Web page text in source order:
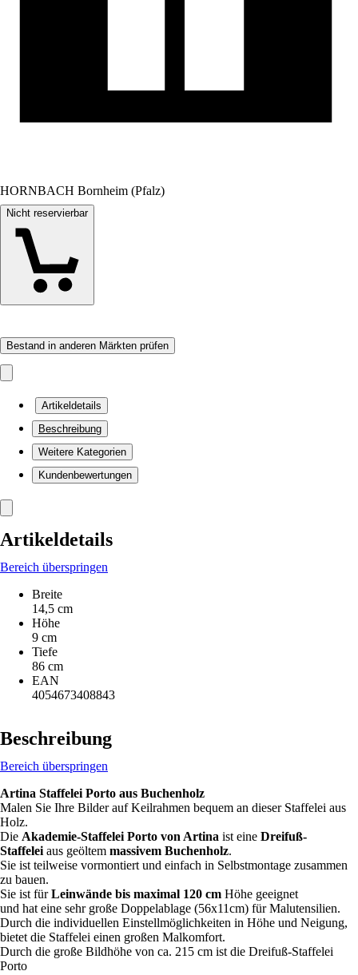
HORNBACH Bornheim (Pfalz)
Nicht reservierbar
Bestand in anderen Märkten prüfen
Artikeldetails
Beschreibung
Weitere Kategorien
Kundenbewertungen
Artikeldetails
Bereich überspringen
Breite
14,5 cm
Höhe
9 cm
Tiefe
86 cm
EAN
4054673408843
Beschreibung
Bereich überspringen
Artina Staffelei Porto aus Buchenholz
Malen Sie Ihre Bilder auf Keilrahmen bequem an dieser Staffelei aus
Holz.
Die Akademie-Staffelei Porto von Artina ist eine Dreifuß-
Staffelei aus geöltem massivem Buchenholz.
Sie ist teilweise vormontiert und einfach in Selbstmontage zusammen
zu bauen.
Sie ist fürLeinwände bis maximal 120 cm Höhe geeignet
und hat eine sehr große Doppelablage (56x11cm) für Malutensilien.
Durch die individuellen Einstellmöglichkeiten in Höhe und Neigung,
bietet die Staffelei einen großen Malkomfort.
Durch die große Bildhöhe von ca. 215 cm ist die Dreifuß-Staffelei
Porto